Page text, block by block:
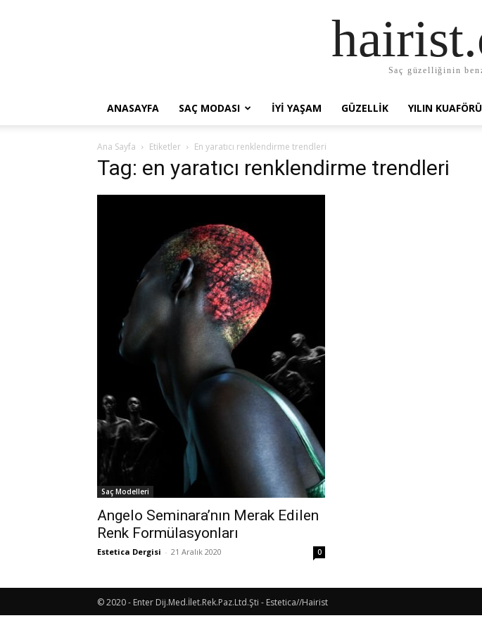
Saç güzelliğinin
ANASAYFA SAÇ MODASI İYI YAŞAM GÜZELLIK YILIN KUAFÖRÜ
Ana Sayfa Etiketler En yaratıcı renklendirme trendleri
Tag: en yaratıcı renklendirme trendleri
Saç Modelleri
Angelo Seminara’nın Merak Edilen
Renk Formülasyonları
Estetica Dergisi - 21 Aralık 2020 0
© 2020 - Enter Dij.Med.İlet.Rek.Paz.Ltd.Şti - Estetica//Hairist